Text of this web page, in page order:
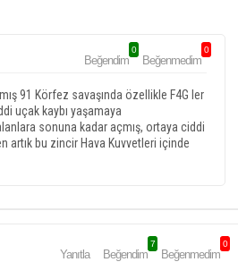
Beğendim
0
Beğenmedim
0
91 Körfez savaşında özellikle F4G ler
uçak kaybı yaşamaya
sonuna kadar açmış, ortaya ciddi
artık bu zincir Hava Kuvvetleri içinde
Yanıtla Beğendim
7
Beğenmedim
0